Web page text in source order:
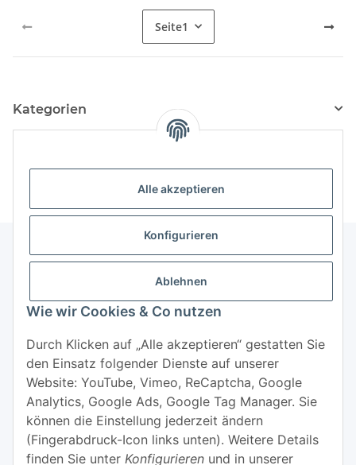
Alle akzeptieren
Konfigurieren
Ablehnen
Wie wir Cookies & Co nutzen
Durch Klicken auf „Alle akzeptieren“ gestatten Sie
den Einsatz folgender Dienste auf unserer
Website: YouTube, Vimeo, ReCaptcha, Google
Analytics, Google Ads, Google Tag Manager. Sie
können die Einstellung jederzeit ändern
(Fingerabdruck-Icon links unten). Weitere Details
finden Sie unter Konfigurieren und in unserer
Seite1
Kategorien
Mehr über
Widerrufsbutton